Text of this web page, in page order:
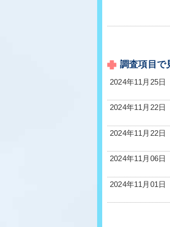
調査項目
2024年11月25日
2024年11月22日
2024年11月22日
2024年11月06日
2024年11月01日